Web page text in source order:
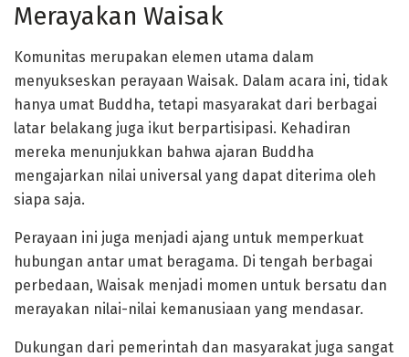
Merayakan Waisak
Komunitas merupakan elemen utama dalam
menyukseskan perayaan Waisak. Dalam acara ini, tidak
hanya umat Buddha, tetapi masyarakat dari berbagai
latar belakang juga ikut berpartisipasi. Kehadiran
mereka menunjukkan bahwa ajaran Buddha
mengajarkan nilai universal yang dapat diterima oleh
siapa saja.
Perayaan ini juga menjadi ajang untuk memperkuat
hubungan antar umat beragama. Di tengah berbagai
perbedaan, Waisak menjadi momen untuk bersatu dan
merayakan nilai-nilai kemanusiaan yang mendasar.
Dukungan dari pemerintah dan masyarakat juga sangat